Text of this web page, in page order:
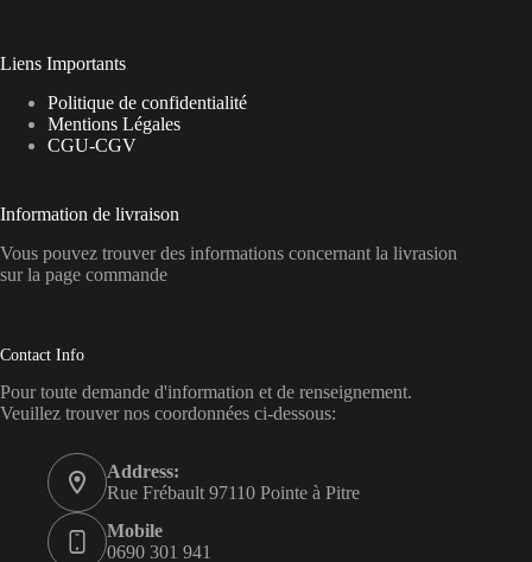
Liens Importants
Politique de confidentialité
Mentions Légales
CGU-CGV
Information de livraison
Vous pouvez trouver des informations concernant la livrasion
sur la page commande
Contact Info
Pour toute demande d'information et de renseignement.
Veuillez trouver nos coordonnées ci-dessous:
Address:
Rue Frébault 97110 Pointe à Pitre
Mobile
0690 301 941